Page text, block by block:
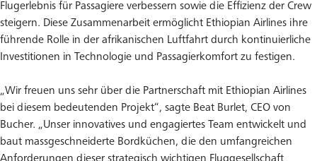
Flugerlebnis für Passagiere verbessern sowie die Effizienz der Crew
steigern. Diese Zusammenarbeit ermöglicht Ethiopian Airlines ihre
führende Rolle in der afrikanischen Luftfahrt durch kontinuierliche
Investitionen in Technologie und Passagierkomfort zu festigen.
„Wir freuen uns sehr über die Partnerschaft mit Ethiopian Airlines
bei diesem bedeutenden Projekt“, sagte Beat Burlet, CEO von
Bucher. „Unser innovatives und engagiertes Team entwickelt und
baut massgeschneiderte Bordküchen, die den umfangreichen